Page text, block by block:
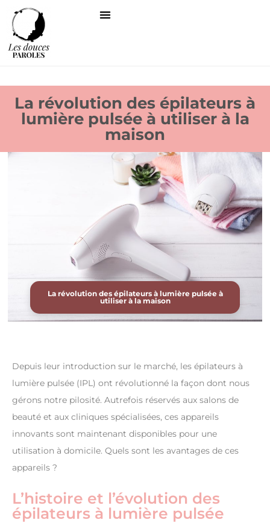
La révolution des épilateurs à
lumière pulsée à utiliser à la
maison
La révolution des épilateurs à lumière pulsée à
utiliser à la maison
Depuis leur introduction sur le marché, les épilateurs à
lumière pulsée (IPL) ont révolutionné la façon dont nous
gérons notre pilosité. Autrefois réservés aux salons de
beauté et aux cliniques spécialisées, ces appareils
innovants sont maintenant disponibles pour une
utilisation à domicile. Quels sont les avantages de ces
appareils ?
L’histoire et l’évolution des
épilateurs à lumière pulsée